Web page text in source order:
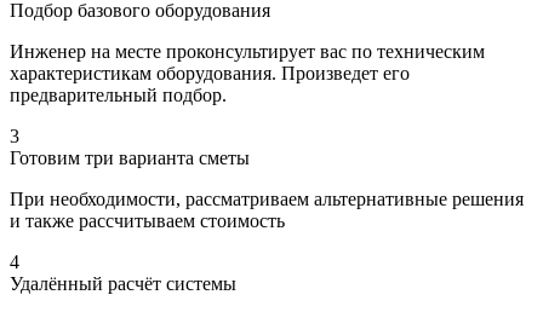
Подбор базового оборудования
Инженер на месте проконсультирует вас по техническим
характеристикам оборудования. Произведет его
предварительный подбор.
3
Готовим три варианта сметы
При необходимости, рассматриваем альтернативные решения
и также рассчитываем стоимость
4
Удалённый расчёт системы